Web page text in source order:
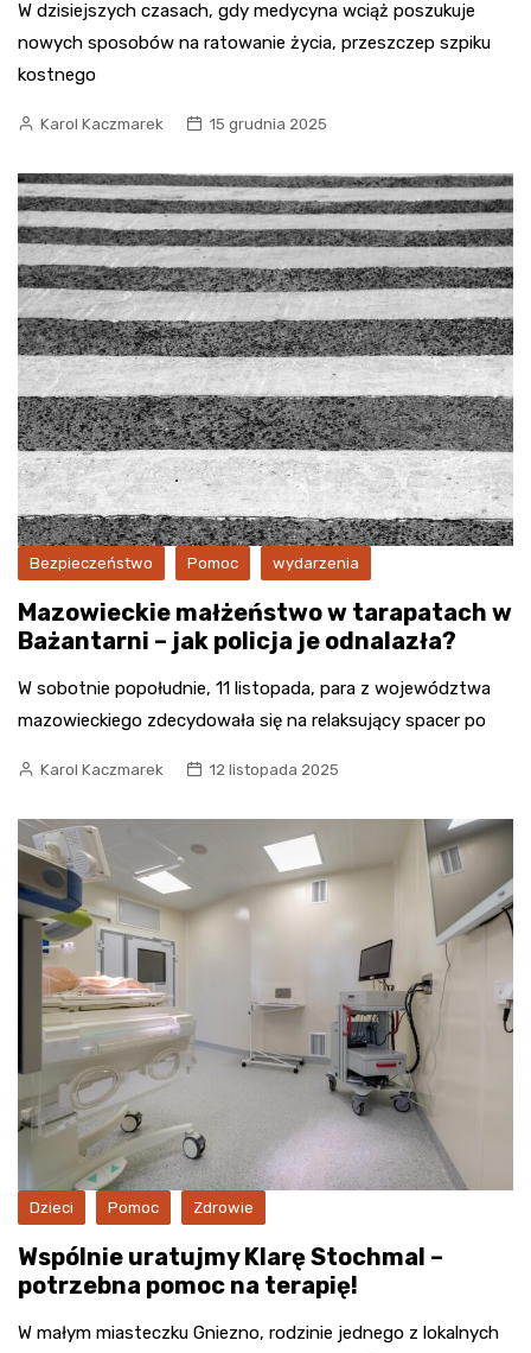
W dzisiejszych czasach, gdy medycyna wciąż poszukuje
nowych sposobów na ratowanie życia, przeszczep szpiku
kostnego
Karol Kaczmarek 15 grudnia 2025
Bezpieczeństwo Pomoc wydarzenia
Mazowieckie małżeństwo w tarapatach w
Bażantarni – jak policja je odnalazła?
W sobotnie popołudnie, 11 listopada, para z województwa
mazowieckiego zdecydowała się na relaksujący spacer po
Karol Kaczmarek 12 listopada 2025
Dzieci Pomoc Zdrowie
Wspólnie uratujmy Klarę Stochmal –
potrzebna pomoc na terapię!
W małym miasteczku Gniezno, rodzinie jednego z lokalnych